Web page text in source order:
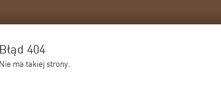
Błąd 404
Nie ma takiej strony.